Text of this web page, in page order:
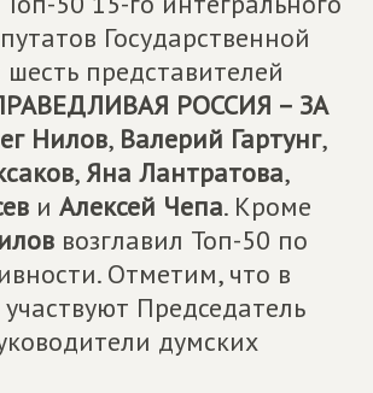
Государственной
представителей
РОССИЯ – ЗА
Нилов, Валерий Гартунг,
,Яна Лантратова,
и Алексей Чепа. Кроме
возглавил Топ-50 по
Отметим, что в
Председатель
думских